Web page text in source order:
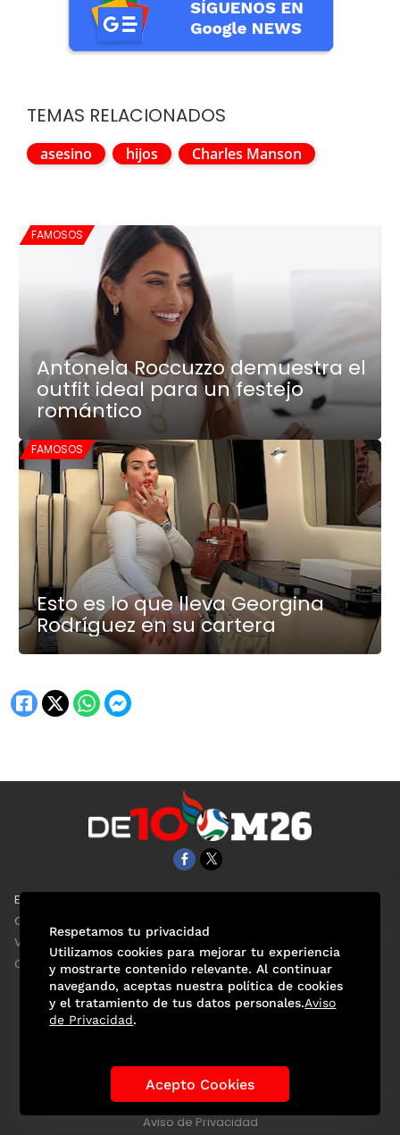
TEMAS RELACIONADOS
asesino hijos Charles Manson
FAMOSOS
Antonela Roccuzzo demuestra el
outfit ideal para un festejo
romántico
FAMOSOS
Esto es lo que lleva Georgina
Rodríguez en su cartera
EL UNIVERSAL
Clase
ViveUSA
Confabulario
Historia de los Mundiales Lo viral
Anécdotas Mundialistas
Las Figuras Tendencias Directorio
Aviso de Privacidad
Respetamos tu privacidad
Utilizamos cookies para mejorar tu experiencia
y mostrarte contenido relevante. Al continuar
navegando, aceptas nuestra política de cookies
y el tratamiento de tus datos personales.Aviso
de Privacidad.
Acepto Cookies